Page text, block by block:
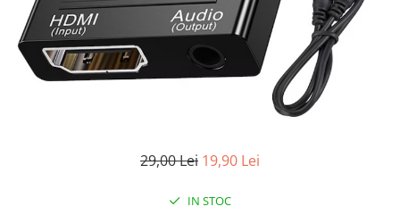
Alte accesorii calculatoare
Unitati optice
Aparate si instrumente de masura
Aparate biorezonanta,
29,00 Lei 19,90 Lei
IN STOC